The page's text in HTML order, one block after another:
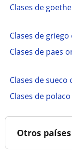
Clases de
Clases de
Clases de paes
Clases de sueco
Clases de
Otros países